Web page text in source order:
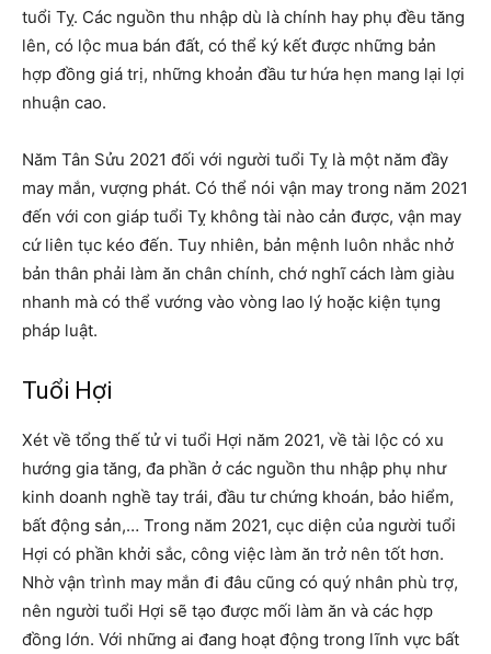
tuổi Tỵ. Các nguồn thu nhập dù là chính hay phụ đều tăng
lên, có lộc mua bán đất, có thể ký kết được những bản
hợp đồng giá trị, những khoản đầu tư hứa hẹn mang lại lợi
nhuận cao.
Năm Tân Sửu 2021 đối với người tuổi Tỵ là một năm đầy
may mắn, vượng phát. Có thể nói vận may trong năm 2021
đến với con giáp tuổi Tỵ không tài nào cản được, vận may
cứ liên tục kéo đến. Tuy nhiên, bản mệnh luôn nhắc nhở
bản thân phải làm ăn chân chính, chớ nghĩ cách làm giàu
nhanh mà có thể vướng vào vòng lao lý hoặc kiện tụng
pháp luật.
Tuổi Hợi
Xét về tổng thế tử vi tuổi Hợi năm 2021, về tài lộc có xu
hướng gia tăng, đa phần ở các nguồn thu nhập phụ như
kinh doanh nghề tay trái, đầu tư chứng khoán, bảo hiểm,
bất động sản,… Trong năm 2021, cục diện của người tuổi
Hợi có phần khởi sắc, công việc làm ăn trở nên tốt hơn.
Nhờ vận trình may mắn đi đâu cũng có quý nhân phù trợ,
nên người tuổi Hợi sẽ tạo được mối làm ăn và các hợp
đồng lớn. Với những ai đang hoạt động trong lĩnh vực bất